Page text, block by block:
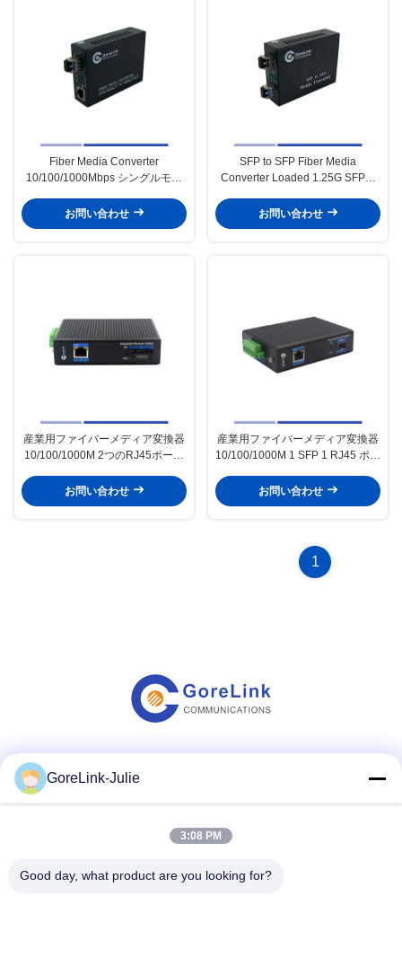
Fiber Media Converter
10/100/1000Mbps シングルモー
ロット 40KM
お問い合わせ
SFP to SFP Fiber Media
Converter Loaded 1.25G SFPモ
1310nm デュアルSFPモジュール
お問い合わせ
産業用ファイバーメディア変換器
10/100/1000M 2つのRJ45ポート
ックスSC 1310nm 20KM
お問い合わせ
産業用ファイバーメディア変換器
10/100/1000M 1 SFP 1 RJ45 ポー
ックス 1310nm 20KM
お問い合わせ
1
ソーシャル メディア
GoreLink-Julie
3:08 PM
Good day, what product are you looking for?